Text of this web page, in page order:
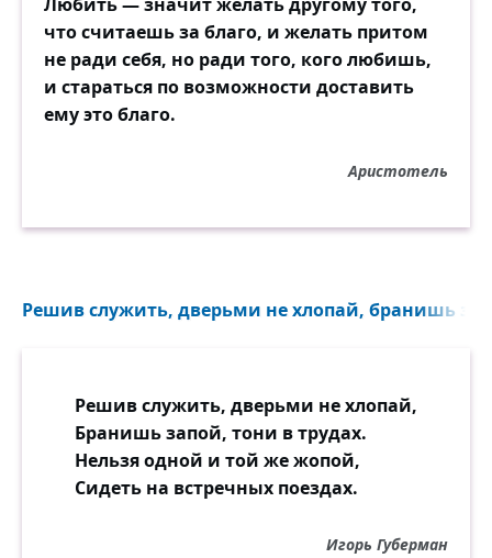
что считаешь за благо, и желать притом
не ради себя, но ради того, кого любишь,
и стараться по возможности доставить
ему это благо.
Аристотель
Решив служить, дверьми не хлопай, бранишь
Решив служить, дверьми не хлопай,
Бранишь запой, тони в трудах.
Нельзя одной и той же жопой,
Сидеть на встречных поездах.
Игорь Губерман